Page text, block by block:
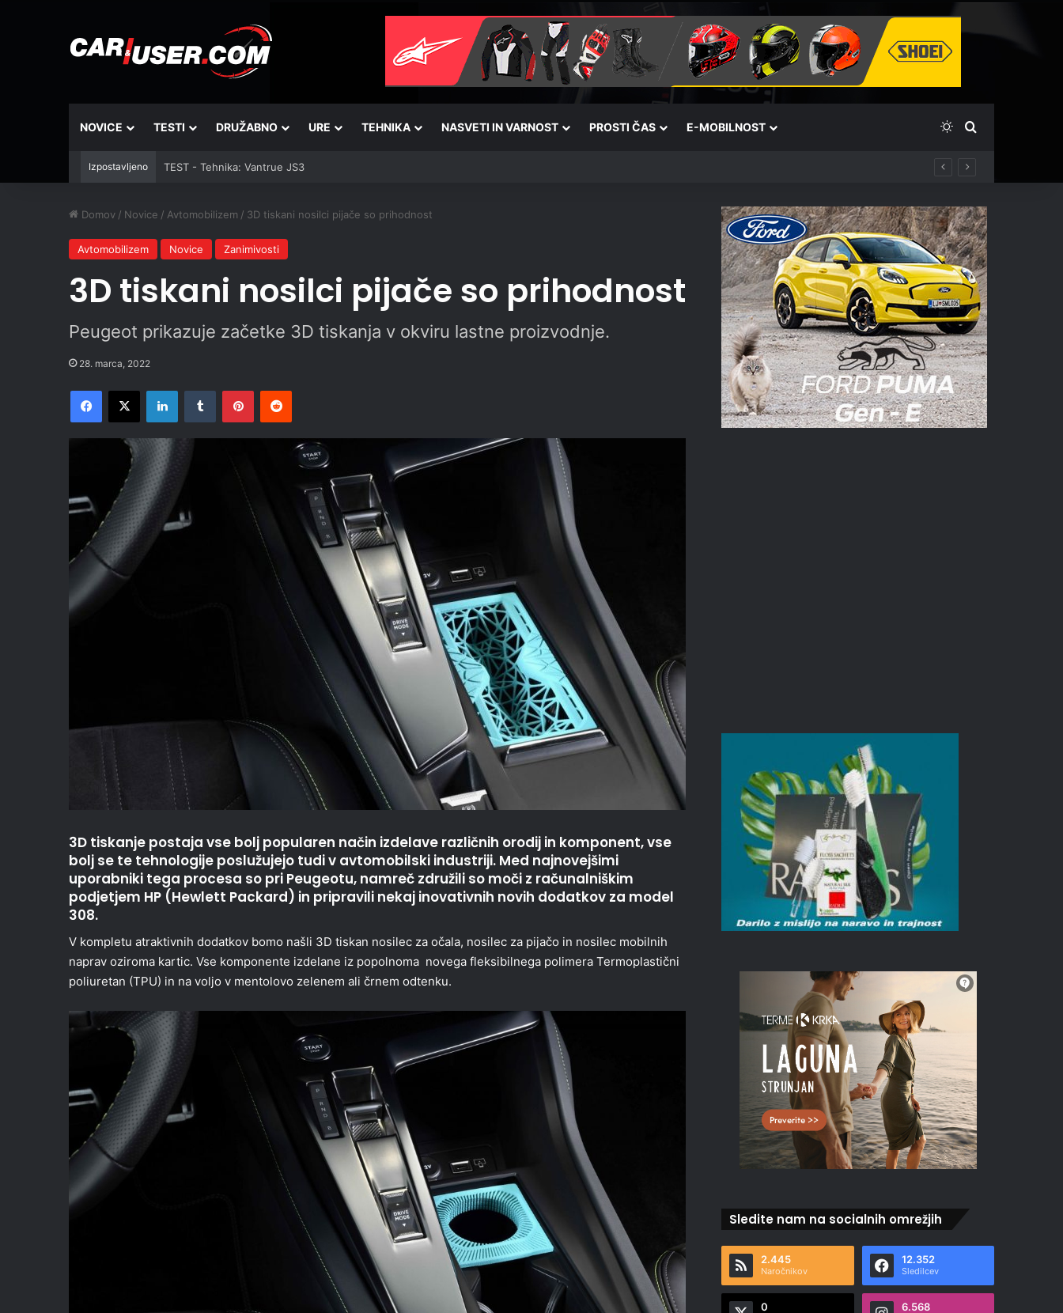
NOVICE TESTI DRUŽABNO URE TEHNIKA NASVETI IN VARNOST PROSTI ČAS E-MOBILNOST Switch skin
Išči
Izpostavljeno TEST - Tehnika: Vantrue JS3
Domov / Novice / Avtomobilizem / 3D tiskani nosilci pijače so prihodnost
Avtomobilizem Novice Zanimivosti
3D tiskani nosilci pijače so prihodnost
Peugeot prikazuje začetke 3D tiskanja v okviru lastne proizvodnje.
28. marca, 2022
Facebook
X LinkedInTumblr PinterestReddit
3D tiskanje postaja vse bolj popularen način izdelave različnih orodij in komponent, vse
bolj se te tehnologije poslužujejo tudi v avtomobilski industriji. Med najnovejšimi
uporabniki tega procesa so pri Peugeotu, namreč združili so moči z računalniškim
podjetjem HP (Hewlett Packard) in pripravili nekaj inovativnih novih dodatkov za model
308.
V kompletu atraktivnih dodatkov bomo našli 3D tiskan nosilec za očala, nosilec za pijačo in nosilec mobilnih
naprav oziroma kartic. Vse komponente izdelane iz popolnoma novega fleksibilnega polimera Termoplastični
poliuretan (TPU) in na voljo v mentolovo zelenem ali črnem odtenku.
Sledite nam na socialnih omrežjih
2.445
Naročnikov
12.352
Sledilcev
0 6.568